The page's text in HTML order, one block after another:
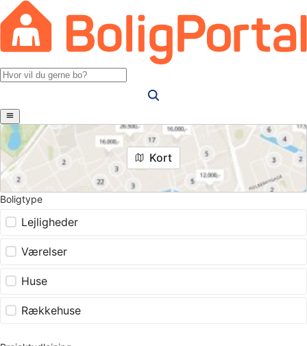
Kort
Boligtype
Lejligheder
Værelser
Huse
Rækkehuse